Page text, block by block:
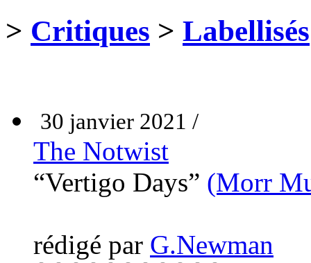
> Critiques > Labellisés
30 janvier 2021 /
The Notwist
“Vertigo Days” (Morr
rédigé par G.Newman